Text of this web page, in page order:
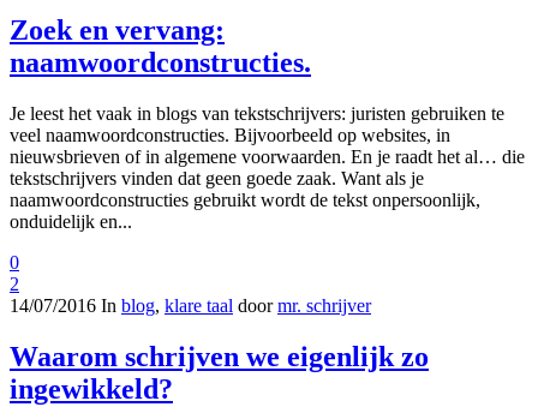
Zoek en vervang:
naamwoordconstructies.
Je leest het vaak in blogs van tekstschrijvers: juristen gebruiken te
veel naamwoordconstructies. Bijvoorbeeld op websites, in
nieuwsbrieven of in algemene voorwaarden. En je raadt het al… die
tekstschrijvers vinden dat geen goede zaak. Want als je
naamwoordconstructies gebruikt wordt de tekst onpersoonlijk,
onduidelijk en...
0
2
14/07/2016 In blog, klare taal door mr. schrijver
Waarom schrijven we eigenlijk zo
ingewikkeld?